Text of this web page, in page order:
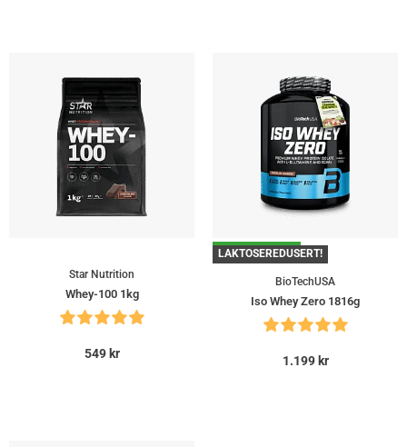
Star Nutrition
Whey-100 1kg
549 kr
GRATIS FRAKT!
LAKTOSEREDUSERT!
BioTechUSA
Iso Whey Zero 1816g
1.199 kr